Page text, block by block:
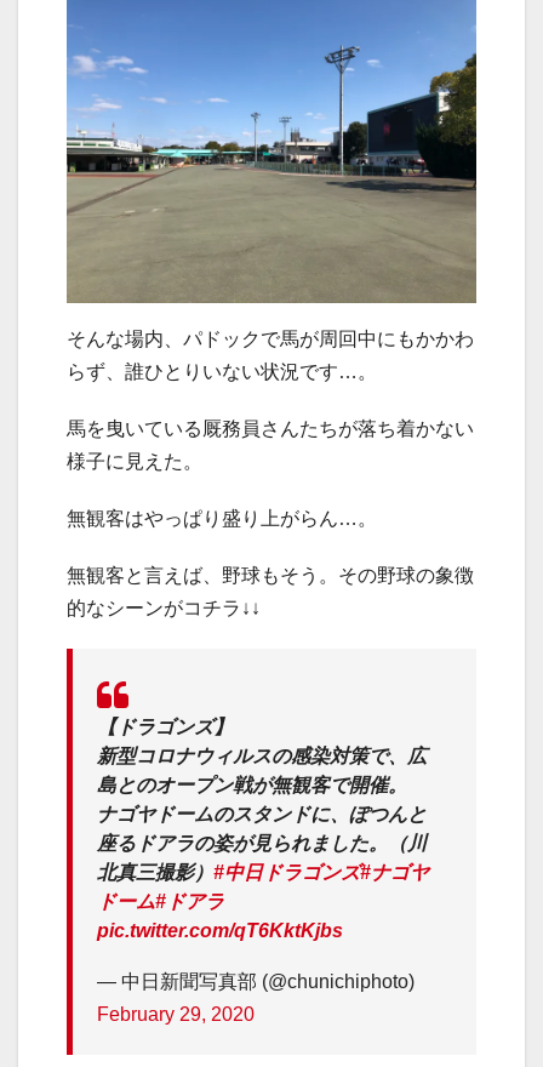
そんな場内、パドックで馬が周回中にもかかわ
らず、誰ひとりいない状況です…。
馬を曳いている厩務員さんたちが落ち着かない
様子に見えた。
無観客はやっぱり盛り上がらん…。
無観客と言えば、野球もそう。その野球の象徴
的なシーンがコチラ↓↓
【ドラゴンズ】
新型コロナウィルスの感染対策で、広
島とのオープン戦が無観客で開催。
ナゴヤドームのスタンドに、ぽつんと
座るドアラの姿が見られました。（川
北真三撮影） #中日ドラゴンズ#ナゴヤ
ドーム#ドアラ
pic.twitter.com/qT6KktKjbs
— 中日新聞写真部 (@chunichiphoto)
February 29, 2020